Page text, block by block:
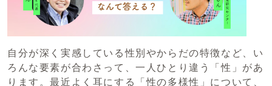
自分が深く実感している性別やからだの特徴など、い
ろんな要素が合わさって、一人ひとり違う「性」があ
ります。最近よく耳にする「性の多様性」について、